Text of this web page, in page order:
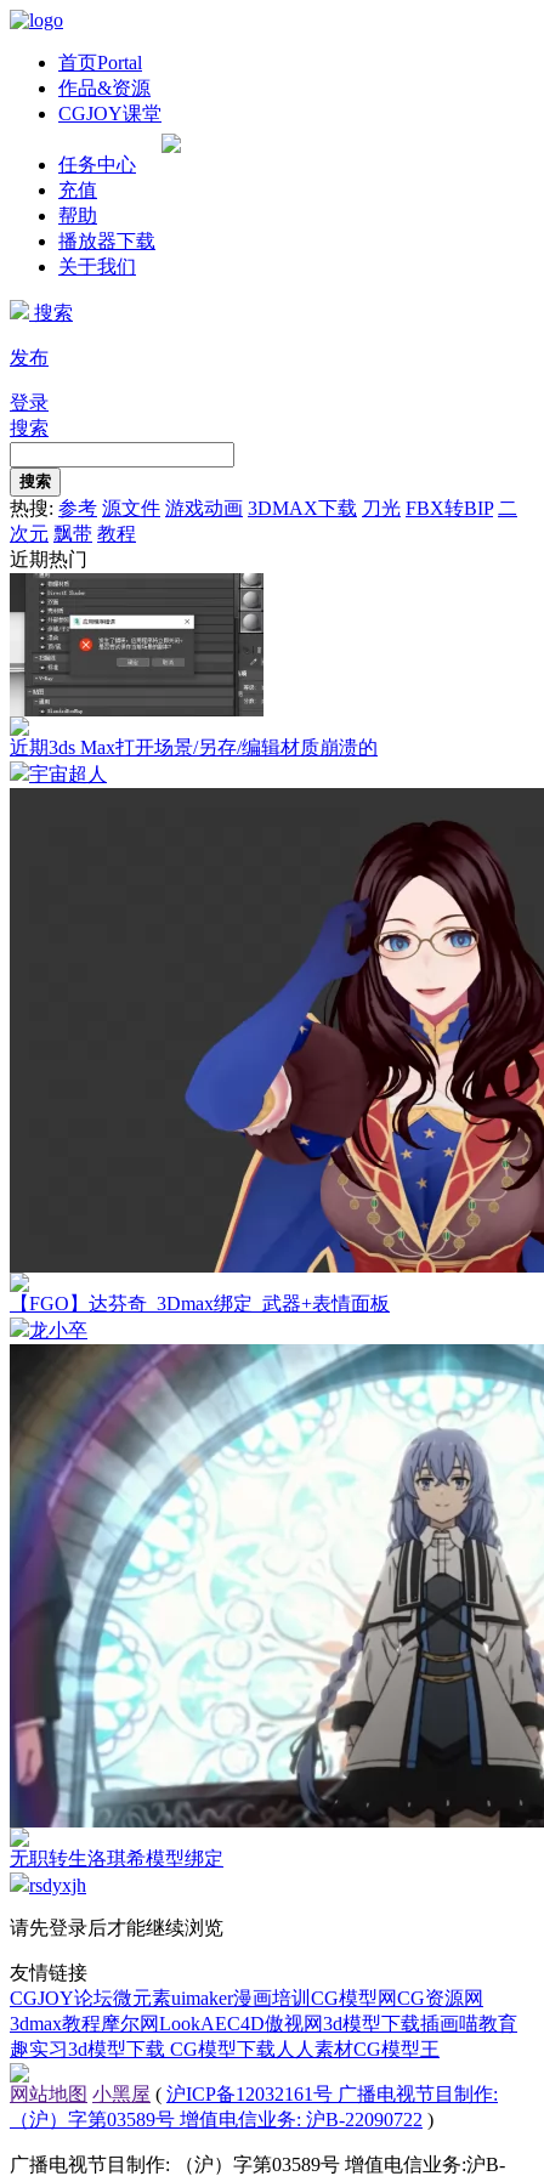
首页Portal
作品&资源
CGJOY课堂
任务中心
充值
帮助
播放器下载
关于我们
搜索
发布
登录
搜索
搜索
热搜: 参考 源文件 游戏动画 3DMAX下载 刀光 FBX转BIP 二
次元 飘带 教程
近期热门
近期3ds Max打开场景/另存/编辑材质崩溃的
宇宙超人
【FGO】达芬奇_3Dmax绑定_武器+表情面板
龙小卒
无职转生洛琪希模型绑定
rsdyxjh
请先登录后才能继续浏览
友情链接
CGJOY论坛微元素uimaker漫画培训 CG模型网CG资源网
3dmax教程摩尔网LookAEC4D傲视网3d模型下载插画喵教育
趣实习3d模型下载 CG模型下载 人人素材CG模型王
网站地图 小黑屋 ( 沪ICP备12032161号 广播电视节目制作:
（沪）字第03589号 增值电信业务: 沪B-22090722 )
广播电视节目制作: （沪）字第03589号 增值电信业务:沪B-